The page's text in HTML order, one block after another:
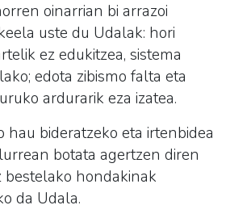
oinarrian bi arrazoi
uste du Udalak: hori
ez edukitzea, sistema
edota zibismo falta eta
ardurarik eza izatea.
hau bideratzeko eta irtenbidea
botata agertzen diren
hondakinak
da Udala.